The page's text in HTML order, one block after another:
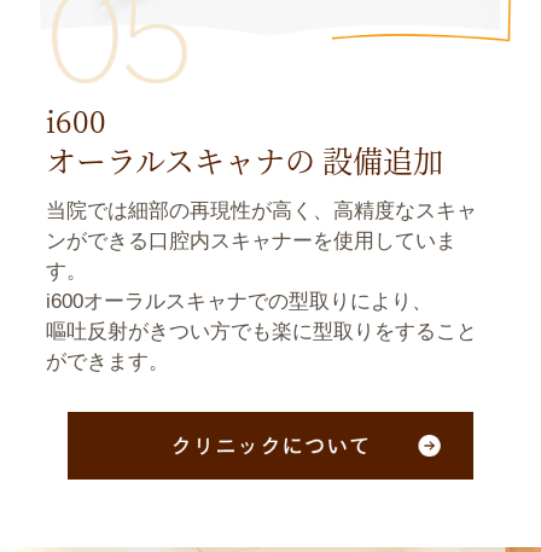
i600
オーラルスキャナの 設備追加
当院では細部の再現性が高く、高精度なスキャ
ンができる口腔内スキャナーを使用していま
す。
i600オーラルスキャナでの型取りにより、
嘔吐反射がきつい方でも楽に型取りをすること
ができます。